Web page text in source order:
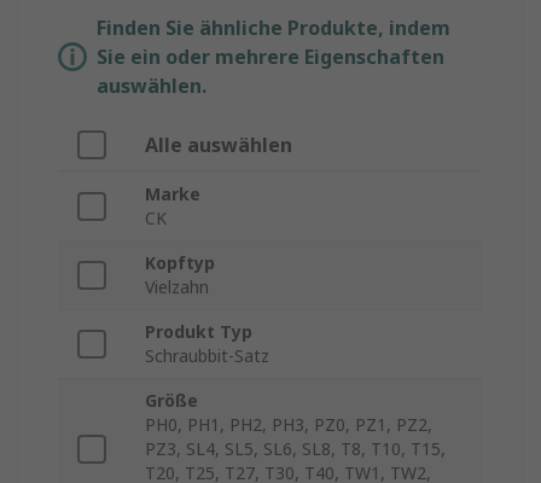
Finden Sie ähnliche Produkte, indem
Sie ein oder mehrere Eigenschaften
auswählen.
Alle auswählen
Marke
CK
Kopftyp
Vielzahn
Produkt Typ
Schraubbit-Satz
Größe
PH0, PH1, PH2, PH3, PZ0, PZ1, PZ2,
PZ3, SL4, SL5, SL6, SL8, T8, T10, T15,
T20, T25, T27, T30, T40, TW1, TW2,